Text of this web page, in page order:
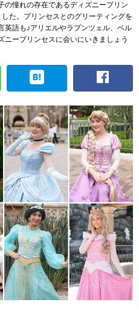
の憧れの存在であるディズニープリン
た。プリンセスとのグリーティングを
英語も♪アリエルやラプンツェル、ベル
ープリンセスに会いにいきましょう